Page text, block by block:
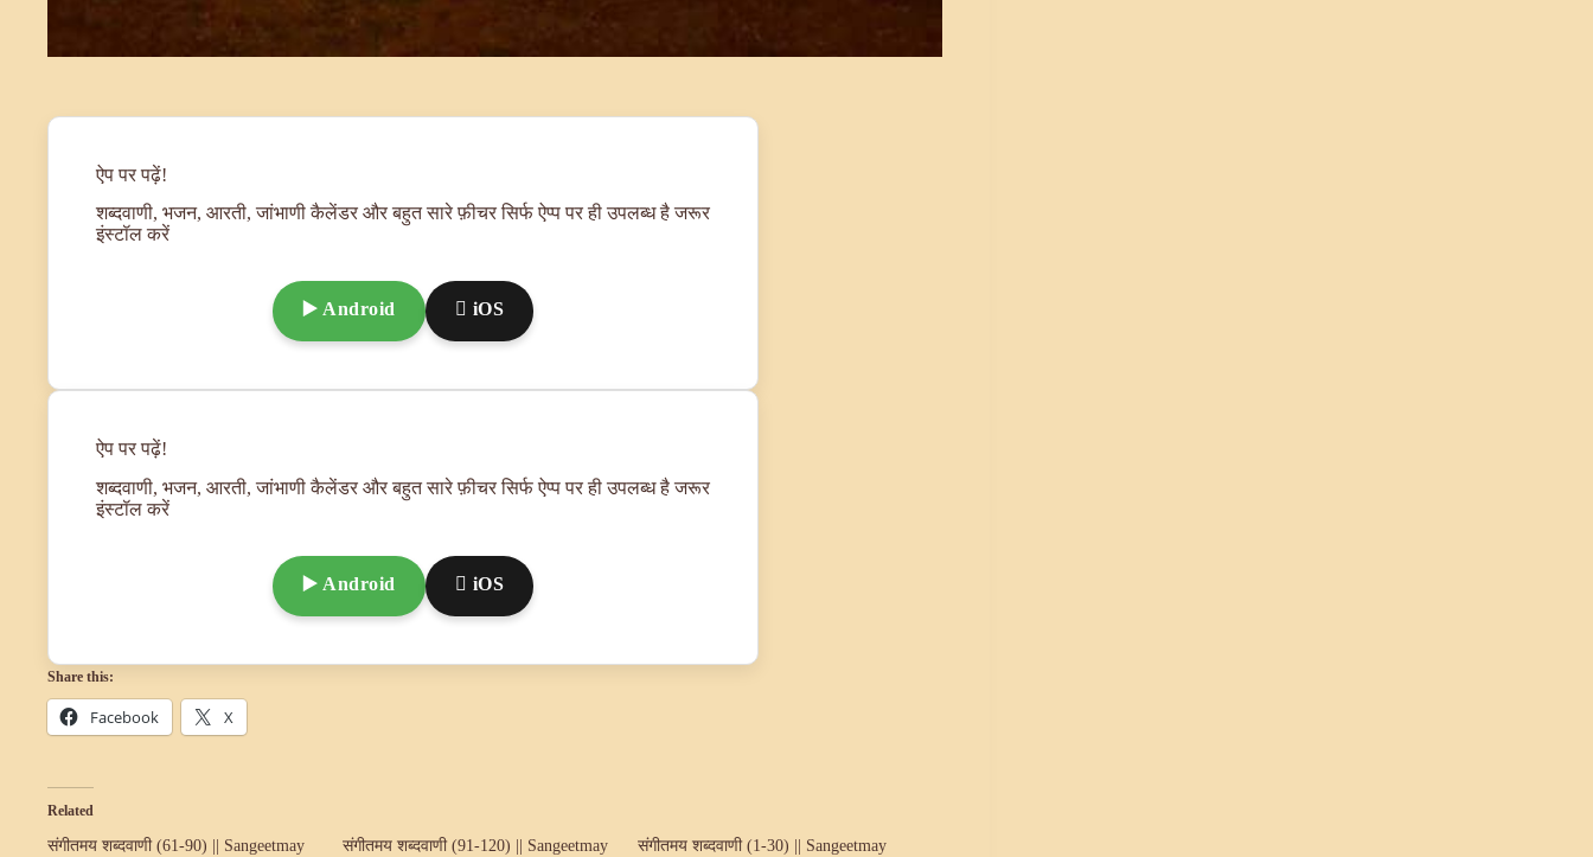
ऐप पर पढ़ें!
शब्दवाणी, भजन, आरती, जांभाणी कैलेंडर और बहुत सारे फ़ीचर सिर्फ ऐप्प पर ही उपलब्ध है जरूर
इंस्टॉल करें
▶️ Android  iOS
ऐप पर पढ़ें!
शब्दवाणी, भजन, आरती, जांभाणी कैलेंडर और बहुत सारे फ़ीचर सिर्फ ऐप्प पर ही उपलब्ध है जरूर
इंस्टॉल करें
▶️ Android  iOS
Share this:
Facebook X
Related
संगीतमय शब्दवाणी (61-90) || Sangeetmay
संगीतमय शब्दवाणी (91-120) || Sangeetmay
संगीतमय शब्दवाणी (1-30) || Sangeetmay